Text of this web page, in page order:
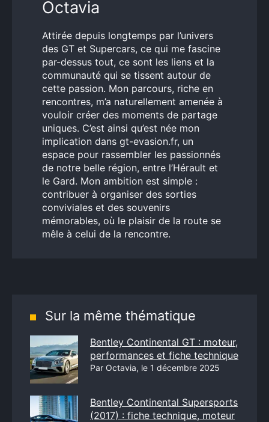
Octavia
Attirée depuis longtemps par l’univers
des GT et Supercars, ce qui me fascine
par-dessus tout, ce sont les liens et la
communauté qui se tissent autour de
cette passion. Mon parcours, riche en
rencontres, m’a naturellement amenée à
vouloir créer des moments de partage
uniques. C’est ainsi qu’est née mon
implication dans gt-evasion.fr, un
espace pour rassembler les passionnés
de notre belle région, entre l’Hérault et
le Gard. Mon ambition est simple :
contribuer à organiser des sorties
conviviales et des souvenirs
mémorables, où le plaisir de la route se
mêle à celui de la rencontre.
Sur la même thématique
Bentley Continental GT : moteur,
performances et fiche technique
Par Octavia, le 1 décembre 2025
Bentley Continental Supersports
(2017) : fiche technique, moteur